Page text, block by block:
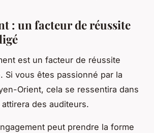
: un facteur de réussite
est un facteur de réussite
Si vous êtes passionné par la
Orient, cela se ressentira dans
des auditeurs.
peut prendre la forme